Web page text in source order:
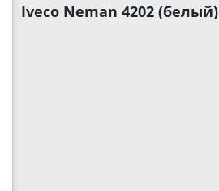
Iveco Neman 4202 (белый)